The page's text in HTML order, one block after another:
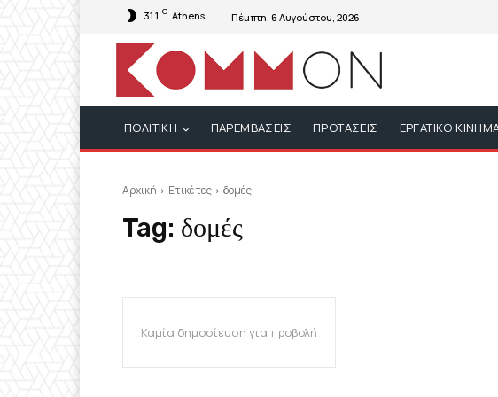
31.1 C Athens Πέμπτη, 6 Αυγούστου, 2026
ΠΟΛΙΤΙΚΗ ΠΑΡΕΜΒΑΣΕΙΣ ΠΡΟΤΑΣΕΙΣ ΕΡΓΑΤΙΚΟ
Αρχική Ετικέτες δομές
Tag: δομές
Καμία δημοσίευση για προβολή